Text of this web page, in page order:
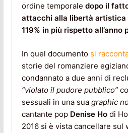
ordine temporale dopo il
attacchi alla libertà artistica
119% in più rispetto all’anno
In quel documento si
storie del romanziere
condannato a due anni di
“violato il pudore pubblico”
sessuali in una sua graphic
cantante pop Denise Hodi
2016 si è vista cancellare sul